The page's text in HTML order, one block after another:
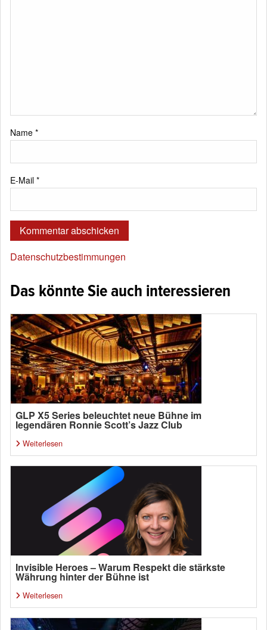
Name *
E-Mail *
Datenschutzbestimmungen
Das könnte Sie auch interessieren
GLP X5 Series beleuchtet neue Bühne im
legendären Ronnie Scott’s Jazz Club
Weiterlesen
Invisible Heroes – Warum Respekt die stärkste
Währung hinter der Bühne ist
Weiterlesen